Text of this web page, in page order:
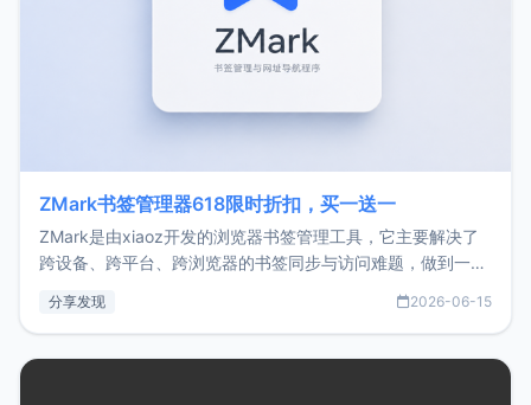
ZMark书签管理器618限时折扣，买一送一
ZMark是由xiaoz开发的浏览器书签管理工具，它主要解决了
跨设备、跨平台、跨浏览器的书签同步与访问难题，做到一处
用，让管理更高效。ZMark官网地址：
分享发现 2026-06-15